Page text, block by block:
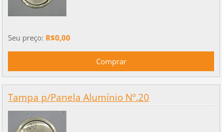
Seu preço: R$0,00
Tampa p/Panela Alumínio Nº.20